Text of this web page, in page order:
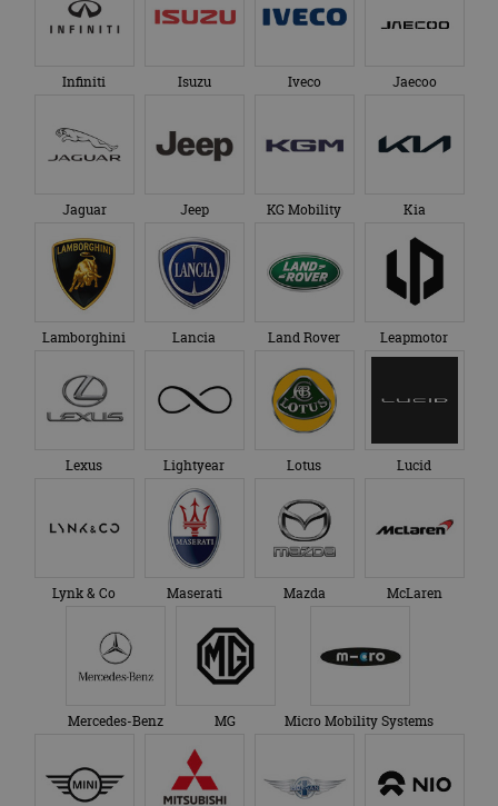
Infiniti Isuzu Iveco Jaecoo
Jaguar Jeep KG Mobility Kia
Lamborghini Lancia Land Rover Leapmotor
Lexus Lightyear Lotus Lucid
Lynk & Co Maserati Mazda McLaren
Mercedes-Benz MG Micro Mobility Systems